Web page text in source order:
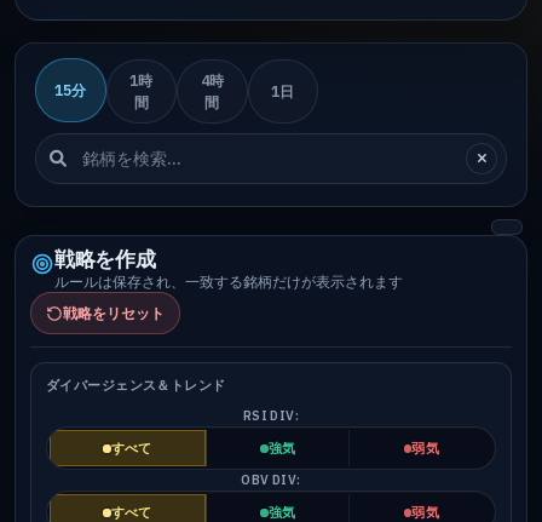
15分
1時
間
4時
間
1日
戦略を作成
ルールは保存され、一致する銘柄だけが表示されます
戦略をリセット
ダイバージェンス＆トレンド
RSI DIV:
すべて
強気
弱気
OBV DIV:
すべて
強気
弱気